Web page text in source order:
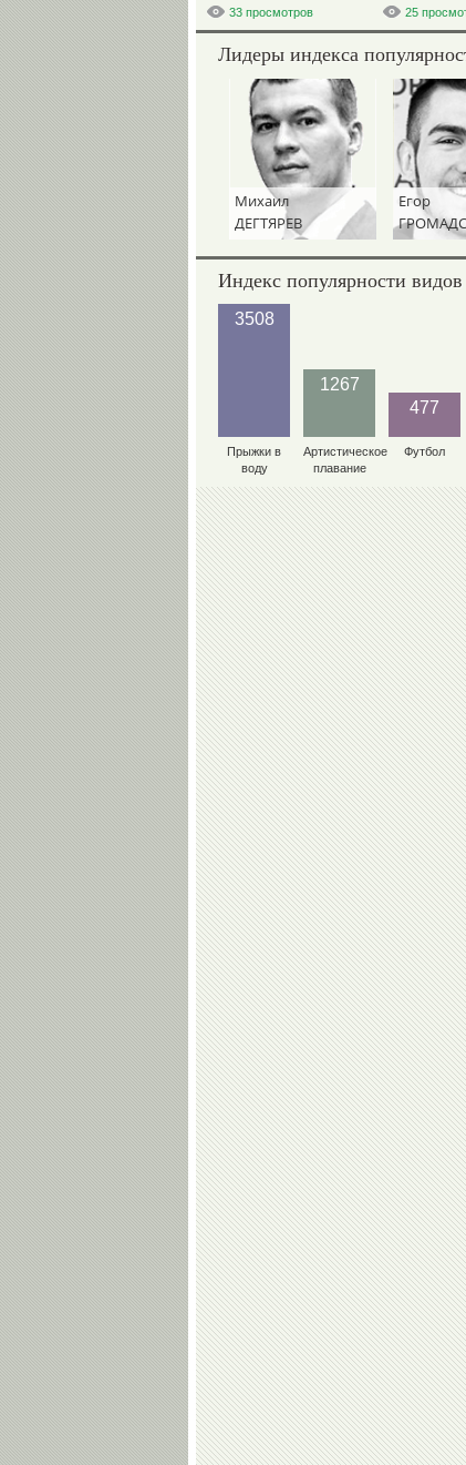
33 просмотров 25
Лидеры индекса
Егор
ГРОМАДСКИЙ
Давид
Индекс популярности
3508
Прыжки в
воду
1267
Артистическое
плавание
477
Футбол